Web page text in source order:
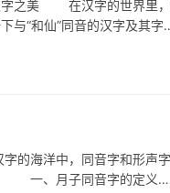
之美 在汉字的世界里，
与“和仙”同音的汉字及其字
洋中，同音字和形声字
一、月子同音字的定义…